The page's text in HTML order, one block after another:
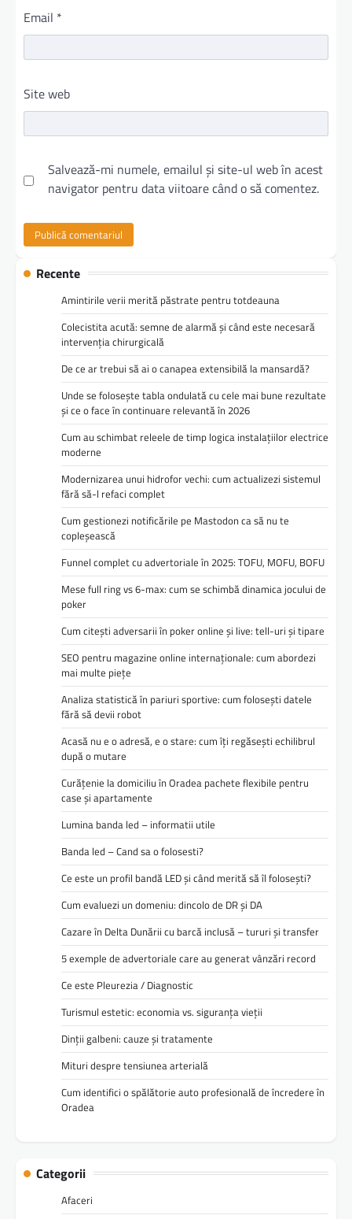
Email *
Site web
Salvează-mi numele, emailul și site-ul web în acest
navigator pentru data viitoare când o să comentez.
Recente
Amintirile verii merită păstrate pentru totdeauna
Colecistita acută: semne de alarmă și când este necesară
intervenția chirurgicală
De ce ar trebui să ai o canapea extensibilă la mansardă?
Unde se folosește tabla ondulată cu cele mai bune rezultate
și ce o face în continuare relevantă în 2026
Cum au schimbat releele de timp logica instalațiilor electrice
moderne
Modernizarea unui hidrofor vechi: cum actualizezi sistemul
fără să-l refaci complet
Cum gestionezi notificările pe Mastodon ca să nu te
copleșească
Funnel complet cu advertoriale în 2025: TOFU, MOFU, BOFU
Mese full ring vs 6-max: cum se schimbă dinamica jocului de
poker
Cum citești adversarii în poker online și live: tell-uri și tipare
SEO pentru magazine online internaționale: cum abordezi
mai multe piețe
Analiza statistică în pariuri sportive: cum folosești datele
fără să devii robot
Acasă nu e o adresă, e o stare: cum îți regăsești echilibrul
după o mutare
Curățenie la domiciliu în Oradea pachete flexibile pentru
case și apartamente
Lumina banda led – informatii utile
Banda led – Cand sa o folosesti?
Ce este un profil bandă LED și când merită să îl folosești?
Cum evaluezi un domeniu: dincolo de DR și DA
Cazare în Delta Dunării cu barcă inclusă – tururi și transfer
5 exemple de advertoriale care au generat vânzări record
Ce este Pleurezia / Diagnostic
Turismul estetic: economia vs. siguranța vieții
Dinții galbeni: cauze și tratamente
Mituri despre tensiunea arterială
Cum identifici o spălătorie auto profesională de încredere în
Oradea
Categorii
Afaceri